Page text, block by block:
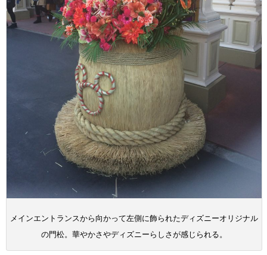
メインエントランスから向かって左側に飾られたディズニーオリジナル
の門松。華やかさやディズニーらしさが感じられる。